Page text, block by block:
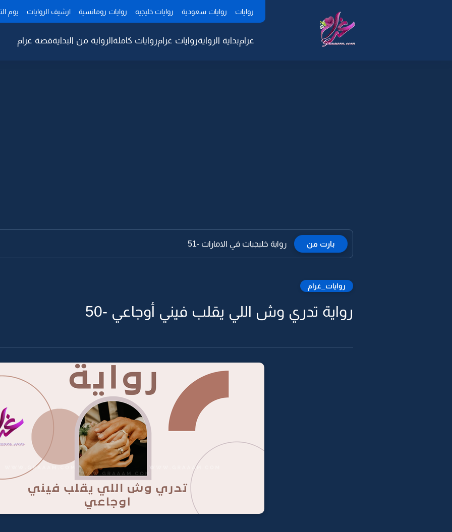
روايات روايات سعودية روايات خليجيه روايات رومانسية ارشيف الروايات يوم
غرامبداية الروايةروايات غرامروايات كاملةالرواية من البدايةقصة غرام
بارت من رواية خليجيات في الامارات -51
روايات_غرام
رواية تدري وش اللي يقلب فيني أوجاعي -50